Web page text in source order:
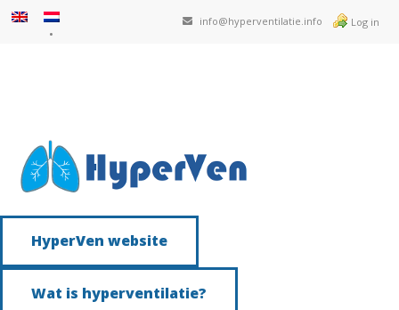
info@hyperventilatie.info Log in
HyperVen website
Wat is hyperventilatie?